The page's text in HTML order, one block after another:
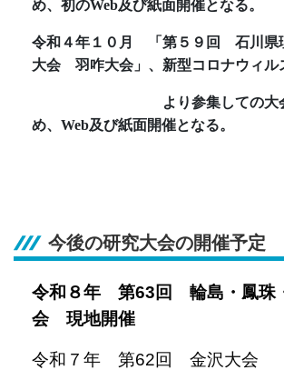
め、初のWeb及び紙面開催となる。
令和４年１０月
「第５９回 石川県
大会 羽咋大会」、新型コロナウィル
より参集しての大会を
め、Web及び紙面開催となる。
今後の研究大会の開催予定
令和８年 第63回 輪島・鳳珠
会 現地開催
令和７年 第62回 金沢大会